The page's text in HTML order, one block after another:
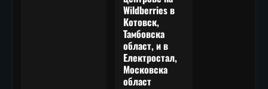
Wildberries в
Котовск,
Тамбовска
област, и в
Електростал,
Московска
област